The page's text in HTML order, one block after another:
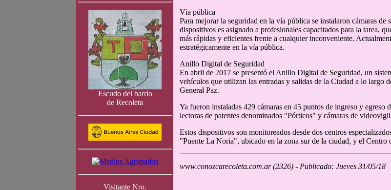
Escudo del barrio
de Recoleta
Visitante Nro.
Vía pública
Para mejorar la seguridad en la vía pública se instalaron cámaras
dispositivos es asignado a profesionales capacitados para la tarea,
más rápidas y eficientes frente a cualquier inconveniente.
estratégicamente en la vía pública.
Anillo Digital de Seguridad
En abril de 2017 se presentó el Anillo Digital de Seguridad, un
vehículos que utilizan las entradas y salidas de la Ciudad a lo largo
General Paz.
Ya fueron instaladas 429 cámaras en 45 puntos de ingreso y
lectoras de patentes denominados "Pórticos" y cámaras de
Estos dispositivos son monitoreados desde dos centros
"Puente La Noria", ubicado en la zona sur de la ciudad, y el
www.conozcarecoleta.com.ar (2326) - Publicado: Jueves 31/05/18